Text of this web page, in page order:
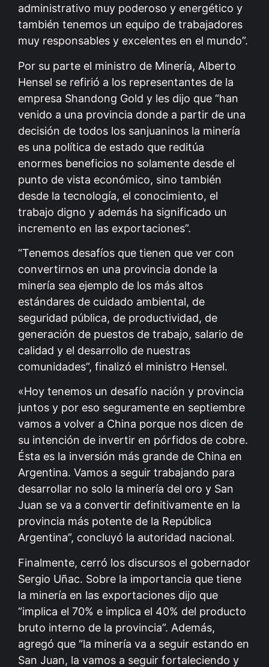
administrativo muy poderoso y energético y
también tenemos un equipo de trabajadores
muy responsables y excelentes en el mundo”.
Por su parte el ministro de Minería, Alberto
Hensel se refirió a los representantes de la
empresa Shandong Gold y les dijo que “han
venido a una provincia donde a partir de una
decisión de todos los sanjuaninos la minería
es una política de estado que reditúa
enormes beneficios no solamente desde el
punto de vista económico, sino también
desde la tecnología, el conocimiento, el
trabajo digno y además ha significado un
incremento en las exportaciones”.
“Tenemos desafíos que tienen que ver con
convertirnos en una provincia donde la
minería sea ejemplo de los más altos
estándares de cuidado ambiental, de
seguridad pública, de productividad, de
generación de puestos de trabajo, salario de
calidad y el desarrollo de nuestras
comunidades”, finalizó el ministro Hensel.
«Hoy tenemos un desafío nación y provincia
juntos y por eso seguramente en septiembre
vamos a volver a China porque nos dicen de
su intención de invertir en pórfidos de cobre.
Ésta es la inversión más grande de China en
Argentina. Vamos a seguir trabajando para
desarrollar no solo la minería del oro y San
Juan se va a convertir definitivamente en la
provincia más potente de la República
Argentina”, concluyó la autoridad nacional.
Finalmente, cerró los discursos el gobernador
Sergio Uñac. Sobre la importancia que tiene
la minería en las exportaciones dijo que
“implica el 70% e implica el 40% del producto
bruto interno de la provincia”. Además,
agregó que “la minería va a seguir estando en
San Juan, la vamos a seguir fortaleciendo y